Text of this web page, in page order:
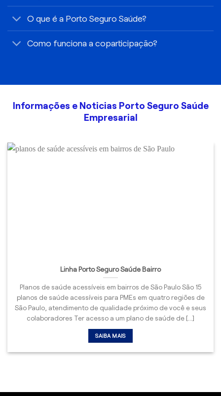
O que é a Porto Seguro Saúde?
Como funciona a coparticipação?
Informações e Noticias Porto Seguro Saúde
Empresarial
Linha Porto Seguro Saúde Bairro
Planos de saúde acessíveis em bairros de São Paulo São 15
planos de saúde acessíveis para PMEs em quatro regiões de
São Paulo, atendimento de qualidade próximo de você e seus
colaboradores Ter acesso a um plano de saúde de [...]
SAIBA MAIS